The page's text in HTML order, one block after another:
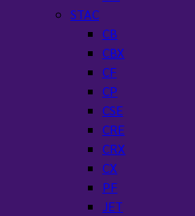
STAC
CB
CBX
CF
CP
CSE
CRE
CRX
CX
PF
JET